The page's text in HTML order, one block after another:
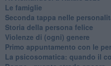
Le famiglie
Seconda tappa nelle
​Storia della persona felice
Violenze di (ogni) genere
​Primo appuntamento con le
La psicosomatica: quando il